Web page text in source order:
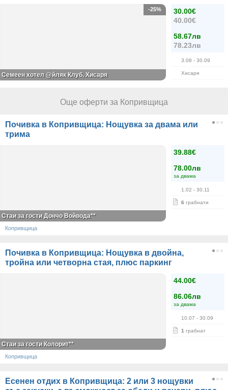
30.00€
40.00€
58.67лв
78.23лв
3.08 - 30.09
Хисаря
-25%
Семеен хотел @йляк Клуб, Хисаря
Още оферти за Копривщица
Почивка в Копривщица: Нощувка за двама или
трима
39.88€
78.00лв
за двама
1.02 - 30.11
6 грабнати
Стаи за гости Дончо Войвода**
Копривщица
Почивка в Копривщица: Нощувка в двойна,
тройна или четворна стая, плюс паркинг
44.00€
86.06лв
за двама
10.07 - 30.09
1 грабнат
Стаи за гости Колорит**
Копривщица
Есенен отдих в Копривщица: 2 или 3 нощувки